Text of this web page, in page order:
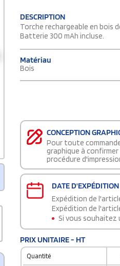
DESCRIPTION
Torche rechargeable en bois
Batterie 300 mAh incluse.
Matériau
Bois
CONCEPTION
Pour toute
graphique à
procédure
DATE D'EXPÉDITION
Expédition de
Expédition de
Si vous souhaitez
PRIX UNITAIRE - HT
Quantité